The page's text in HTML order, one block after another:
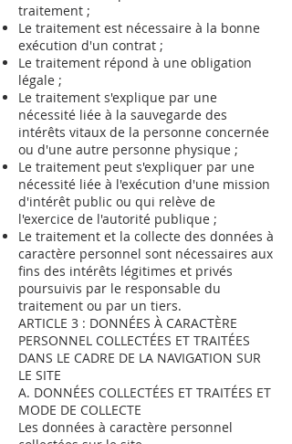
traitement ;
Le traitement est nécessaire à la bonne
exécution d'un contrat ;
Le traitement répond à une obligation
légale ;
Le traitement s'explique par une
nécessité liée à la sauvegarde des
intérêts vitaux de la personne concernée
ou d'une autre personne physique ;
Le traitement peut s'expliquer par une
nécessité liée à l'exécution d'une mission
d'intérêt public ou qui relève de
l'exercice de l'autorité publique ;
Le traitement et la collecte des données à
caractère personnel sont nécessaires aux
fins des intérêts légitimes et privés
poursuivis par le responsable du
traitement ou par un tiers.
ARTICLE 3 : DONNÉES À CARACTÈRE
PERSONNEL COLLECTÉES ET TRAITÉES
DANS LE CADRE DE LA NAVIGATION SUR
LE SITE
A. DONNÉES COLLECTÉES ET TRAITÉES ET
MODE DE COLLECTE
Les données à caractère personnel